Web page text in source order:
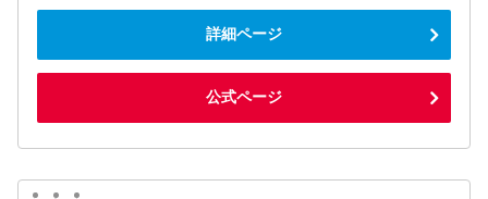
詳細ページ
公式ページ